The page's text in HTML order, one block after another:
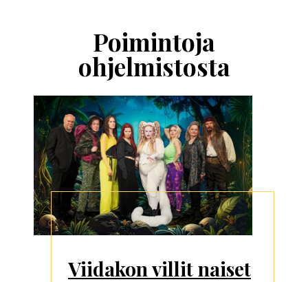
Poimintoja
ohjelmistosta
Viidakon villit naiset